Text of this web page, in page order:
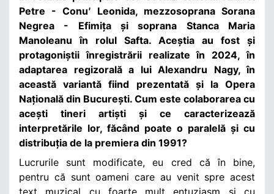
Petre - Conu'
Leonida, mezzosoprana Sorana
Negrea - Efimița și soprana Stanca Maria
Manoleanu în rolul Safta. Aceștia au fost și
protagoniștii înregistrării realizate în 2024, în
adaptarea regizorală a lui Alexandru Nagy, în
această variantă fiind prezentată și la Opera
Națională din București. Cum este colaborarea cu
acești tineri artiști și ce caracterizează
interpretările lor, făcând poate o paralelă și cu
distribuția de la premiera din 1991?
Lucrurile sunt modificate, eu cred că în bine,
pentru că sunt oameni care au venit spre acest
text muzical cu foarte mult entuziasm și cu